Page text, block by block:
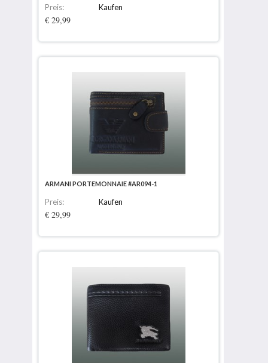
Preis:
€ 29,99
Kaufen
ARMANI PORTEMONNAIE #AR094-1
Preis:
€ 29,99
Kaufen